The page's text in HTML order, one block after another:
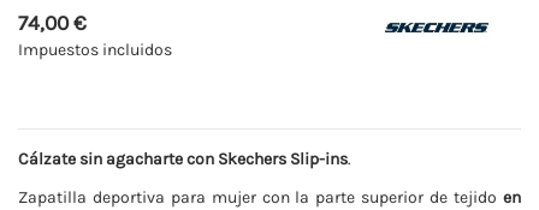
74,00 €
Impuestos incluidos
Cálzate sin agacharte con Skechers Slip-ins.
Zapatilla deportiva para mujer con la parte superior de tejido en